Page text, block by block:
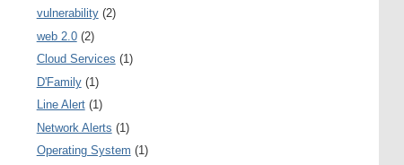
vulnerability (2)
web 2.0 (2)
Cloud Services (1)
D'Family (1)
Line Alert (1)
Network Alerts (1)
Operating System (1)